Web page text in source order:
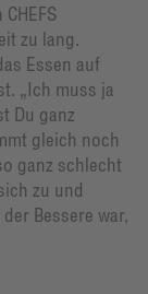
zu lang.
Essen auf
„Ich muss ja
Du ganz
gleich noch
ganz schlecht
zu und
Bessere war,